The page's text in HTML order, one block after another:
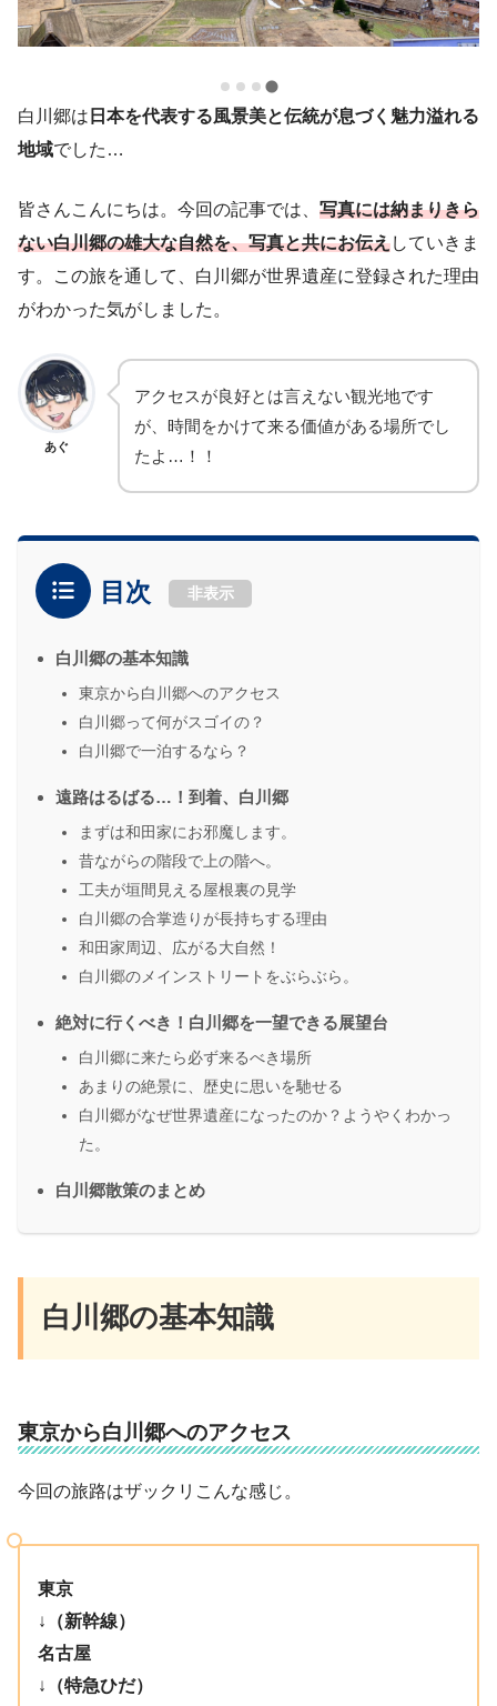
白川郷は 日本を代表する風景美と伝統が息づく魅力溢れる
地域でした…
皆さんこんにちは。今回の記事では、 写真には納まりきら
ない白川郷の雄大な自然を、写真と共にお伝えしていきま
す。この旅を通して、白川郷が世界遺産に登録された理由
がわかった気がしました。
あぐ
アクセスが良好とは言えない観光地です
が、時間をかけて来る価値がある場所でし
たよ…！！
目次 非表示
白川郷の基本知識
東京から白川郷へのアクセス
白川郷って何がスゴイの？
白川郷で一泊するなら？
遠路はるばる…！到着、白川郷
まずは和田家にお邪魔します。
昔ながらの階段で上の階へ。
工夫が垣間見える屋根裏の見学
白川郷の合掌造りが長持ちする理由
和田家周辺、広がる大自然！
白川郷のメインストリートをぶらぶら。
絶対に行くべき！白川郷を一望できる展望台
白川郷に来たら必ず来るべき場所
あまりの絶景に、歴史に思いを馳せる
白川郷がなぜ世界遺産になったのか？ようやくわかっ
た。
白川郷散策のまとめ
白川郷の基本知識
東京から白川郷へのアクセス
今回の旅路はザックリこんな感じ。
東京
↓
（新幹線）
名古屋
↓
（特急ひだ）